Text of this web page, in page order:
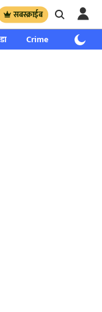
सबस्क्राईब
Crime साप्ताहिक